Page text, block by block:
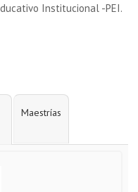
Institucional -PEI.
Maestrías